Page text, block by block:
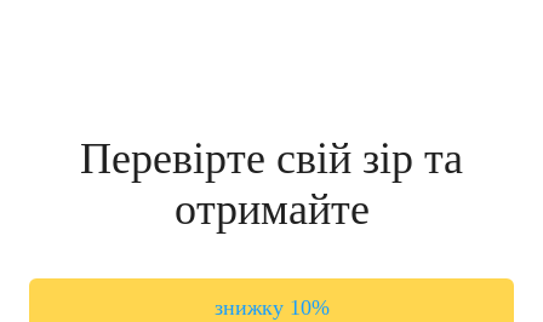
Перевірте свій зір та
отримайте
знижку 10%